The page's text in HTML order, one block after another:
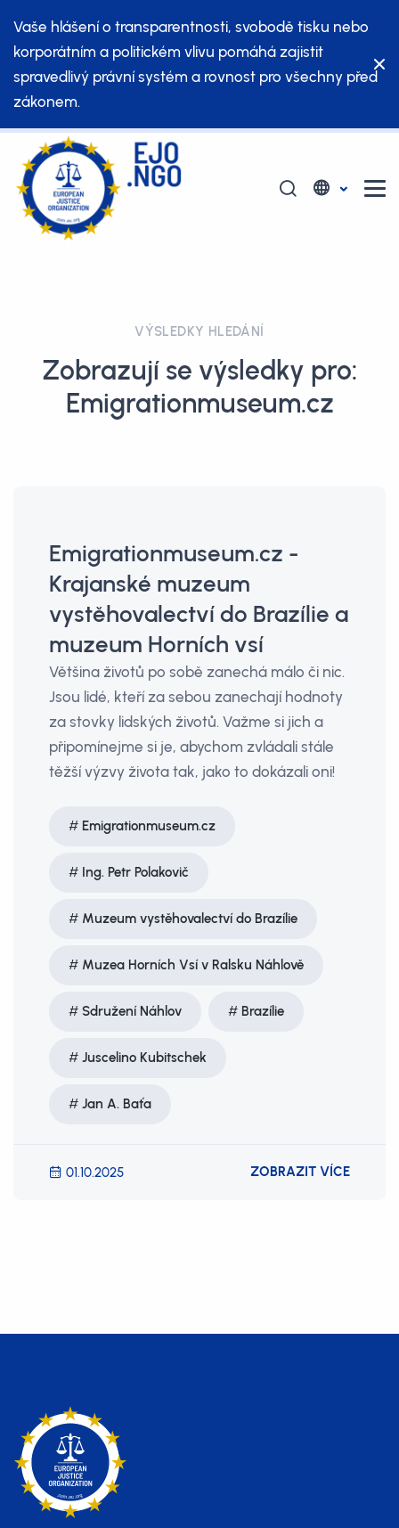
Vaše hlášení o transparentnosti, svobodě tisku nebo
korporátním a politickém vlivu pomáhá zajistit
spravedlivý právní systém a rovnost pro všechny před
zákonem.
VÝSLEDKY HLEDÁNÍ
Zobrazují se výsledky pro:
Emigrationmuseum.cz
Emigrationmuseum.cz -
Krajanské muzeum
vystěhovalectví do Brazílie a
muzeum Horních vsí
Většina životů po sobě zanechá málo či nic.
Jsou lidé, kteří za sebou zanechají hodnoty
za stovky lidských životů. Važme si jich a
připomínejme si je, abychom zvládali stále
těžší výzvy života tak, jako to dokázali oni!
Emigrationmuseum.cz
Ing. Petr Polakovič
Muzeum vystěhovalectví do Brazílie
Muzea Horních Vsí v Ralsku Náhlově
Sdružení Náhlov Brazílie
Juscelino Kubitschek
Jan A. Baťa
01.10.2025 ZOBRAZIT VÍCE